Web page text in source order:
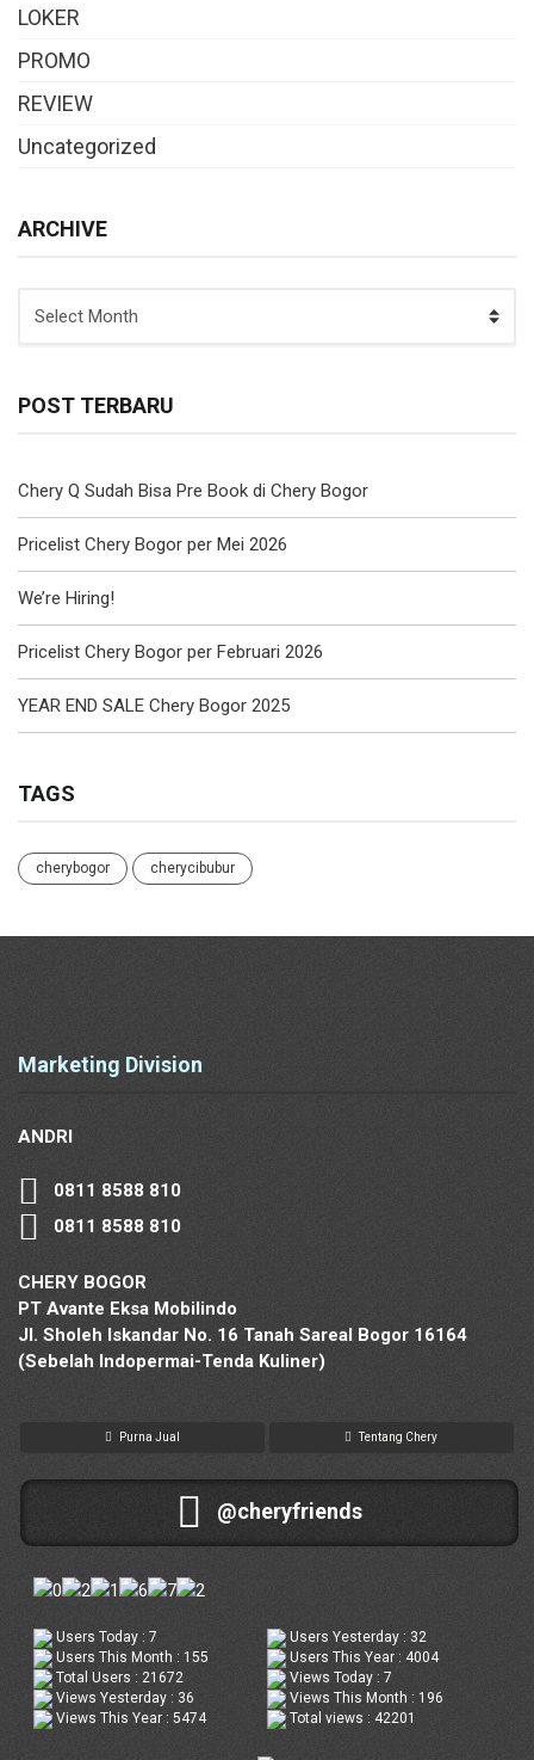
LOKER
PROMO
REVIEW
Uncategorized
ARCHIVE
POST TERBARU
Chery Q Sudah Bisa Pre Book di Chery Bogor
Pricelist Chery Bogor per Mei 2026
We’re Hiring!
Pricelist Chery Bogor per Februari 2026
YEAR END SALE Chery Bogor 2025
TAGS
cherybogor cherycibubur
Marketing Division
ANDRI
0811 8588 810
0811 8588 810
CHERY BOGOR
PT Avante Eksa Mobilindo
Jl. Sholeh Iskandar No. 16 Tanah Sareal Bogor 16164
(Sebelah Indopermai-Tenda Kuliner)
Purna Jual Tentang Chery
@cheryfriends
Users Today : 7
Users Yesterday : 32
Users This Month : 155
Users This Year : 4004
Total Users : 21672
Views Today : 7
Views Yesterday : 36
Views This Month : 196
Views This Year : 5474
Total views : 42201